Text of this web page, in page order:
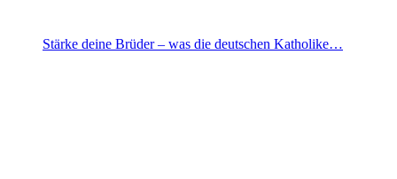
Stärke deine Brüder – was die deutschen Katholike…